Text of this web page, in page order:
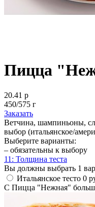
Пицца
20.41 р
450/575 г
Заказать
Ветчина, шампиньоны,
выбор (итальянское/
Выберите варианты:
– обязательны к выбору
11: Толщина теста
Вы должны выбрать 1
Итальянское тесто 0
С Пицца "Нежная"